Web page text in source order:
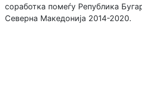
соработка помеѓу Република
Северна Македонија 2014-2020.